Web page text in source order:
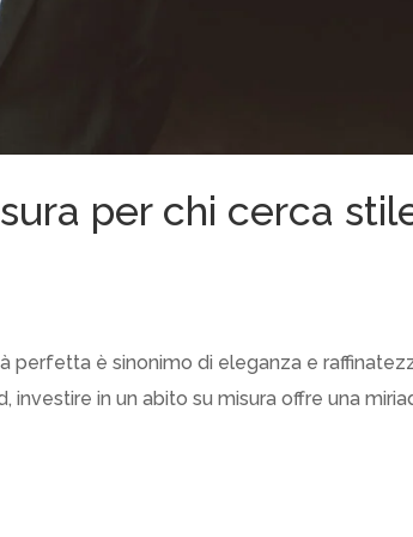
per chi cerca
perfetta è sinonimo di eleganza e
in un abito su misura offre una